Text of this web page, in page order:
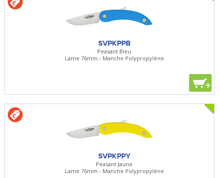
SVPKPPB
Peasant Bleu
Lame 76mm - Manche Polypropylène
+
SVPKPPY
Peasant Jaune
Lame 76mm - Manche Polypropylène